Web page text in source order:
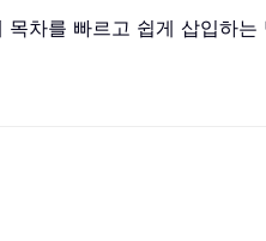
차를 빠르고 쉽게 삽입하는